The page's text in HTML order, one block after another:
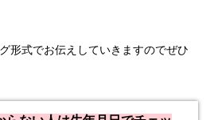
形式でお伝えしていきますのでぜひ